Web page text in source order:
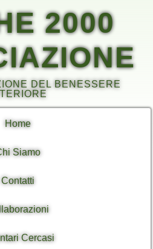
2000
DEL BENESSERE
Home
Siamo
Contatti
Cercasi